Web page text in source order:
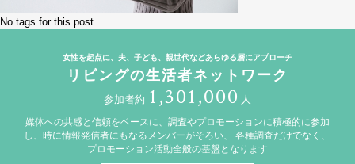
No tags for this post.
女性を起点に、夫、子ども、親世代などあらゆる層にアプローチ
リビングの生活者ネットワーク
参加者約 1,301,000 人
媒体への共感と信頼をベースに、調査やプロモーションに積極的に参加
し、時に情報発信者にもなるメンバーがそろい、
各種調査だけでなく、
プロモーション活動全般の基盤となります